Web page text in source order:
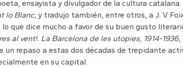
ensayista y divulgador de la cultura
lo Blanc; y tradujo también, entre otros, a J. V.
lo que dice mucho a favor de su buen gusto
al vent!. La Barcelona de les utopies, 1914-1936,
un repaso a estas dos décadas de trepidante
en su capital.